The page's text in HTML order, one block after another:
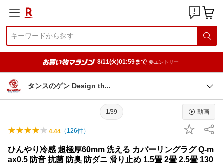
8/11(火)01:59まで 要エントリー
タンスのゲン Design th
1/39 動画
4.44 （ 126件）
ひんやり冷感 超極厚60mm 洗える カバーリングラグ Q-m
ax0.5 防音 抗菌 防臭 防ダニ 滑り止め 1.5畳 2畳 2.5畳 130